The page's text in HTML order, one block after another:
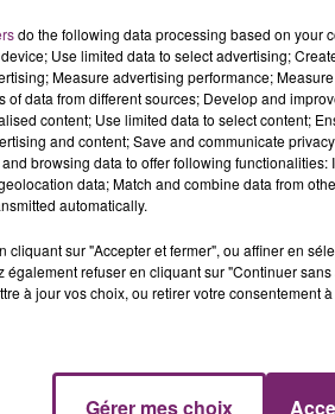
le sont encore, ce matin, pour
do the following data processing based on your
Use limited data to select advertising;
Measure advertising performance;
of data from different sources; Develop and
content; Use limited data to select content;
and content; Save and communicate
browsing data to offer following
data; Match and combine data from
automatically.
cliquant sur "Accepter et fermer", ou affiner en
également refuser en cliquant sur "Continuer
à jour vos choix, ou retirer votre consentement
Gérer mes choix